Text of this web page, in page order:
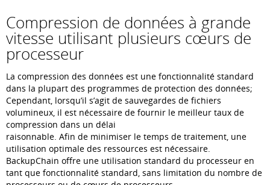
Compression de données à grande
vitesse utilisant plusieurs cœurs de
processeur
La compression des données est une fonctionnalité standard
dans la plupart des programmes de protection des données;
Cependant, lorsqu’il s’agit de sauvegardes de fichiers
volumineux, il est nécessaire de fournir le meilleur taux de
compression dans un délai
raisonnable. Afin de minimiser le temps de traitement, une
utilisation optimale des ressources est nécessaire.
BackupChain offre une utilisation standard du processeur en
tant que fonctionnalité standard, sans limitation du nombre de